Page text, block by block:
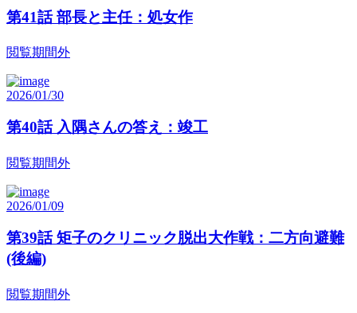
第41話 部長と主任：処女作
閲覧期間外
2026/01/30
第40話 入隅さんの答え：竣工
閲覧期間外
2026/01/09
第39話 矩子のクリニック脱出大作戦：二方向避難
(後編)
閲覧期間外